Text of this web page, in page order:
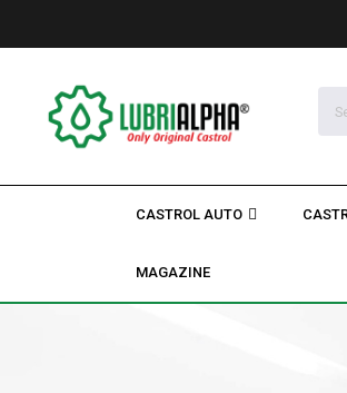
CASTROL AUTO
MAGAZINE